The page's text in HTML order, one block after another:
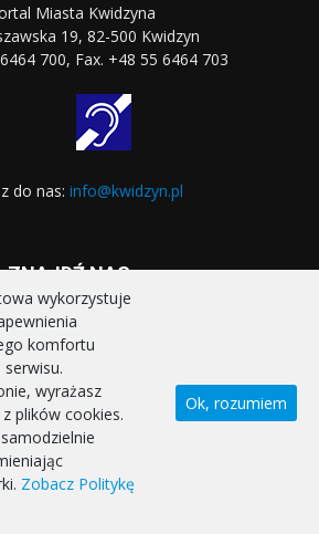
Miasta Kwidzyna
19, 82-500 Kwidzyn
700, Fax. +48 55 6464 703
do nas: info@kwidzyn.pl
ZNAJDŹ NAS:
REALIZOWANE PROJEKTY
DEKLARACJA DOSTĘPNOŚCI
KONTAKT
wykorzystuje
komfortu
wyrażasz
plików cookies.
Zobacz Politykę
Ok, rozumiem